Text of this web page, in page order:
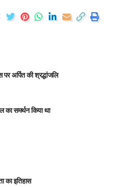
पर अर्पित की श्रद्धांजलि
समर्थन किया था
का इतिहास